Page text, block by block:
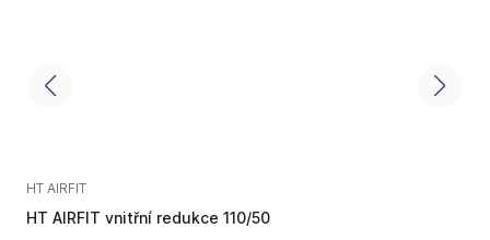
HT AIRFIT
HT AIRFIT vnitřní redukce 110/50